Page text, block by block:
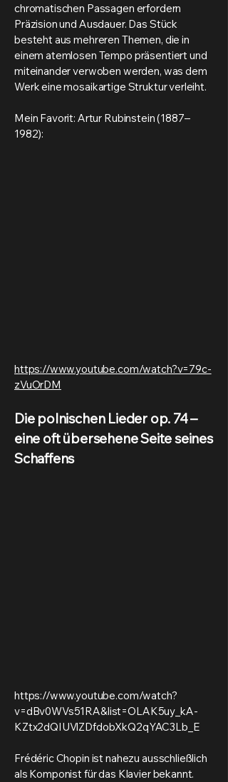
chromatischen Passagen erfordern
Präzision und Ausdauer. Das Stück
besteht aus mehreren Themen, die in
einem atemlosen Tempo präsentiert und
miteinander verwoben werden, was dem
Werk eine mosaikartige Struktur verleiht.
Mein Favorit: Artur Rubinstein (1887–
1982):
https://www.youtube.com/watch?v=79c-
zVuOrDM
Die polnischen Lieder op. 74 –
eine oft übersehene Seite seines
Schaffens
https://www.youtube.com/watch?
v=dBv0WVs51RA&list=OLAK5uy_kA-
KZtx2dQIUVlZDfdobXkQ2qYAC3Lb_E
Frédéric Chopin ist nahezu ausschließlich
als Komponist für das Klavier bekannt.